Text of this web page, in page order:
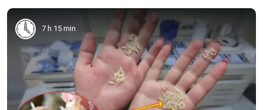
7 h 15 min